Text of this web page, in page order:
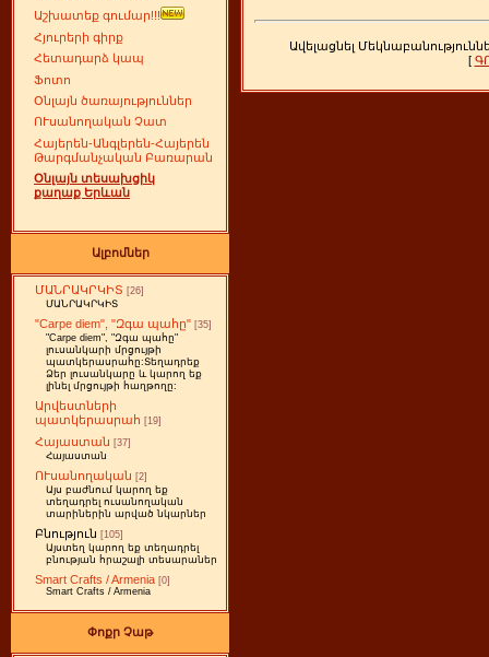
Աշխատեք գումար!!!
Հյուրերի գիրք
Հետադարձ կապ
Ֆոտո
Օնլայն ծառայություններ
ՈՒսանողական Չատ
Հայերեն-Անգլերեն-Հայերեն
Թարգմանչական Բառարան
Օնլայն տեսախցիկ
քաղաք Երևան
Ալբոմներ
ՄԱՆՐԱԿՐԿԻՏ [26]
ՄԱՆՐԱԿՐԿԻՏ
"Carpe diem", "Զգա պահը" [35]
"Carpe diem", "Զգա պահը"
լուսանկարի մրցույթի
պատկերասրահը:Տեղադրեք
Ձեր լուսանկարը և կարող եք
լինել մրցույթի հաղթողը:
Արվեստների
պատկերասրահ [19]
Հայաստան [37]
Հայաստան
ՈՒսանողական [2]
Այս բաժնում կարող եք
տեղադրել ուսանողական
տարիներին արված նկարներ
Բնություն [105]
Այստեղ կարող եք տեղադրել
բնության հրաշալի տեսարաներ
Smart Crafts / Armenia [0]
Smart Crafts / Armenia
Փոքր Չաթ
Ավելացնել
[